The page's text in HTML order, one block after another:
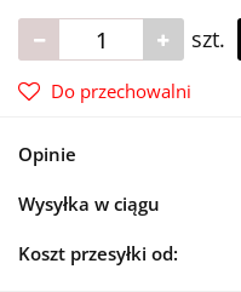
szt.
Do przechowalni
Opinie
Wysyłka w ciągu
Koszt przesyłki od: